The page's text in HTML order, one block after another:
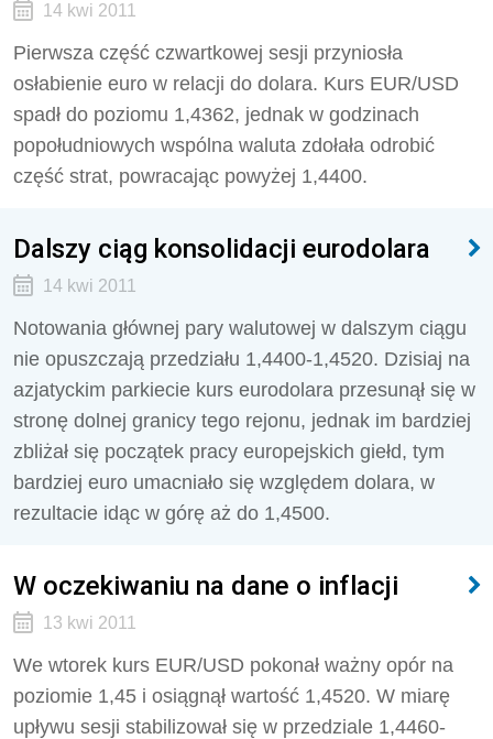
14 kwi 2011
Pierwsza część czwartkowej sesji przyniosła
osłabienie euro w relacji do dolara. Kurs EUR/USD
spadł do poziomu 1,4362, jednak w godzinach
popołudniowych wspólna waluta zdołała odrobić
część strat, powracając powyżej 1,4400.
Dalszy ciąg konsolidacji eurodolara
14 kwi 2011
Notowania głównej pary walutowej w dalszym ciągu
nie opuszczają przedziału 1,4400-1,4520. Dzisiaj na
azjatyckim parkiecie kurs eurodolara przesunął się w
stronę dolnej granicy tego rejonu, jednak im bardziej
zbliżał się początek pracy europejskich giełd, tym
bardziej euro umacniało się względem dolara, w
rezultacie idąc w górę aż do 1,4500.
W oczekiwaniu na dane o inflacji
13 kwi 2011
We wtorek kurs EUR/USD pokonał ważny opór na
poziomie 1,45 i osiągnął wartość 1,4520. W miarę
upływu sesji stabilizował się w przedziale 1,4460-